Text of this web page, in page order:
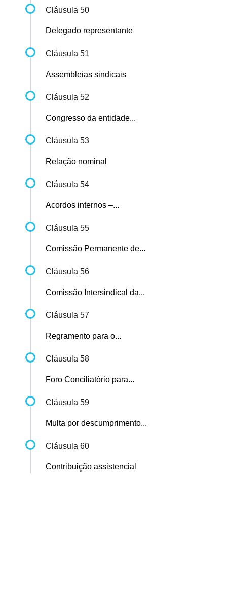
Cláusula 50
Delegado representante
Cláusula 51
Assembleias sindicais
Cláusula 52
Congresso da entidade...
Cláusula 53
Relação nominal
Cláusula 54
Acordos internos –...
Cláusula 55
Comissão Permanente de...
Cláusula 56
Comissão Intersindical da...
Cláusula 57
Regramento para o...
Cláusula 58
Foro Conciliatório para...
Cláusula 59
Multa por descumprimento...
Cláusula 60
Contribuição assistencial